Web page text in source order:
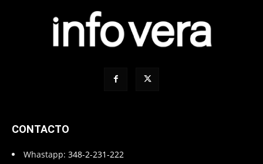
CONTACTO
Whastapp: 348-2-231-222